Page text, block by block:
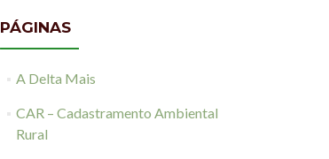
PÁGINAS
A Delta Mais
CAR – Cadastramento Ambiental
Rural